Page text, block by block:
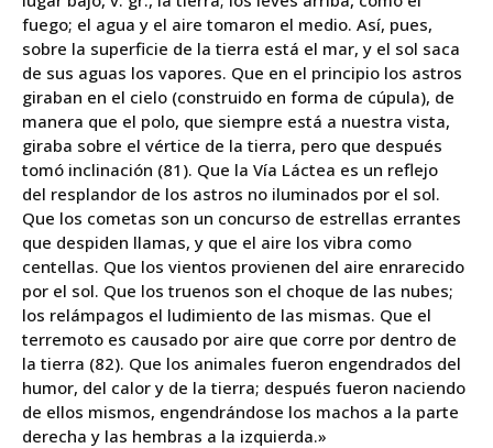
fuego; el agua y el aire tomaron el medio. Así, pues,
sobre la superficie de la tierra está el mar, y el sol saca
de sus aguas los vapores. Que en el principio los astros
giraban en el cielo (construido en forma de cúpula), de
manera que el polo, que siempre está a nuestra vista,
giraba sobre el vértice de la tierra, pero que después
tomó inclinación (81). Que la Vía Láctea es un reflejo
del resplandor de los astros no iluminados por el sol.
Que los cometas son un concurso de estrellas errantes
que despiden llamas, y que el aire los vibra como
centellas. Que los vientos provienen del aire enrarecido
por el sol. Que los truenos son el choque de las nubes;
los relámpagos el ludimiento de las mismas. Que el
terremoto es causado por aire que corre por dentro de
la tierra (82). Que los animales fueron engendrados del
humor, del calor y de la tierra; después fueron naciendo
de ellos mismos, engendrándose los machos a la parte
derecha y las hembras a la izquierda.»